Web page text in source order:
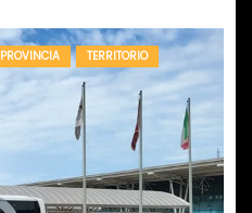
TERRITORIO